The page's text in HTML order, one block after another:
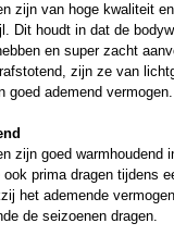
zijn van hoge kwaliteit
Dit houdt in dat de
en super zacht
zijn ze van
goed ademend vermogen.
zijn goed warmhoudend
prima dragen tijdens
het ademende
de seizoenen dragen.